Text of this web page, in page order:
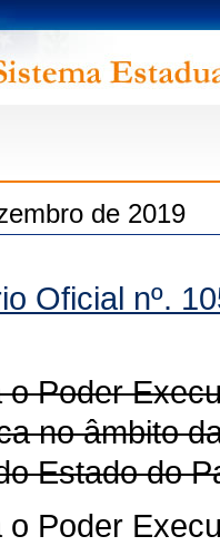
de 2019
Oficial nº.
o Poder
no âmbito
Estado do
o Poder